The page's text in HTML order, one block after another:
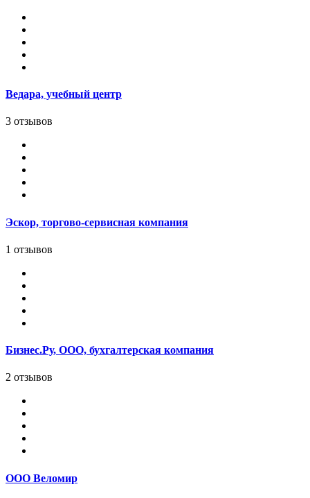
Ведара, учебный центр
3 отзывов
Эскор, торгово-сервисная компания
1 отзывов
Бизнес.Ру, ООО, бухгалтерская компания
2 отзывов
ООО Веломир